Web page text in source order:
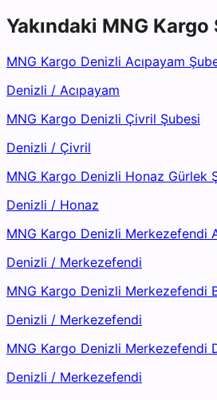
Yakındaki MNG Kargo
MNG Kargo Denizli Acıpayam
Denizli / Acıpayam
MNG Kargo Denizli Çivril Şubesi
Denizli / Çivril
MNG Kargo Denizli Honaz Gürlek
Denizli / Honaz
MNG Kargo Denizli Merkezefendi
Denizli / Merkezefendi
MNG Kargo Denizli Merkezefendi
Denizli / Merkezefendi
MNG Kargo Denizli Merkezefendi
Denizli / Merkezefendi